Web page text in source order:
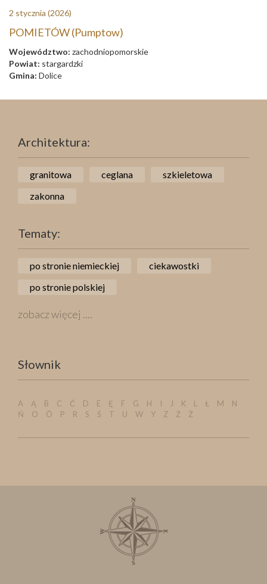
2 stycznia (2026)
POMIETÓW (Pumptow)
Województwo: zachodniopomorskie
Powiat: stargardzki
Gmina: Dolice
Architektura:
granitowa ceglana
szkieletowa
zakonna
Tematy:
po stronie niemieckiej
ciekawostki
po stronie polskiej
zobacz więcej ....
Słownik
A Ą B C Ć D E Ę F G H I J K L Ł M N
Ń O Ó P R S Ś T U W Y Z Ź Ż